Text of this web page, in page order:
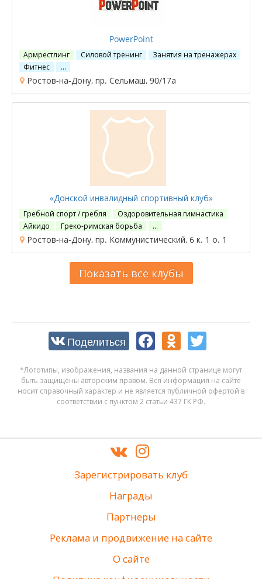
PowerPoint
Армрестлинг Силовой тренинг
Занятия на тренажерах
Фитнес
…
Ростов-на-Дону, пр. Сельмаш, 90/17а
«Донской инвалидный спортивный клуб»
Гребной спорт / гребля
Оздоровительная гимнастика
Айкидо
Греко-римская борьба …
Ростов-на-Дону, пр. Коммунистический, 6 к. 1 о. 1
Показать все клубы
Поделиться
*Логотипы, изображения, названия на данной странице могут
быть защищены авторским правом. Вся информация на сайте
носит справочный характер и не является публичной офертой в
соответствии с пунктом 2 статьи 437 ГК РФ.
Зарегистрировать клуб
Награды
Партнеры
Реклама и продвижение на сайте
О сайте